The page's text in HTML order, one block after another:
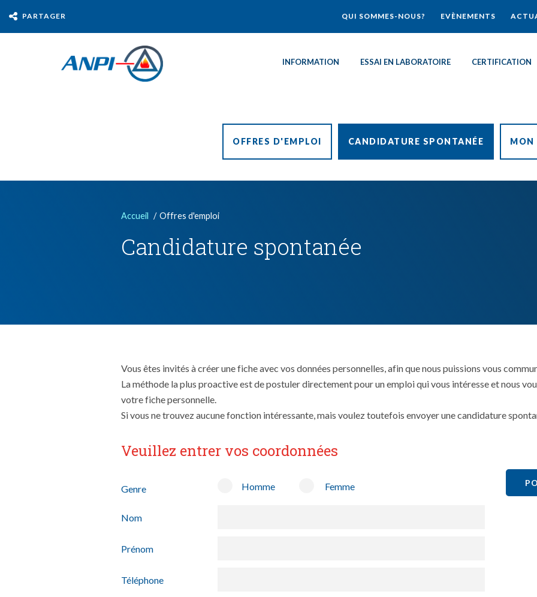
PARTAGER
INFORMATION ESSAI EN LABORATOIRE CERTIFICATION
QUI SOMMES-NOUS? EVÈNEMENTS
OFFRES D'EMPLOI CANDIDATURE SPONTANÉE MON
Accueil Offres d'emploi
Candidature spontanée
Vous êtes invités à créer une fiche avec vos données personnelles, afin que nous puissions vous
La méthode la plus proactive est de postuler directement pour un emploi qui vous intéresse et nous
votre fiche personnelle.
Si vous ne trouvez aucune fonction intéressante, mais voulez toutefois envoyer une candidature
Veuillez entrer vos coordonnées
Genre Homme Femme
Nom
Prénom
Téléphone